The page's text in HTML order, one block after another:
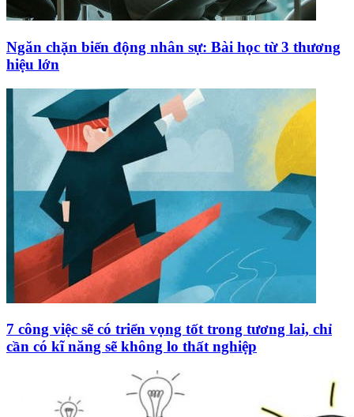
Ngăn chặn biến động nhân sự: Bài học từ 3 thương
hiệu lớn
7 công việc sẽ có triển vọng tốt trong tương lai, chỉ
cần có kĩ năng sẽ không lo thất nghiệp